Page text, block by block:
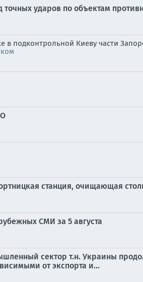
ударов по объектам
в подконтрольной Киеву части
станция, очищающая
СМИ за 5 августа
сектор т.н. Украины
от экспорта и...